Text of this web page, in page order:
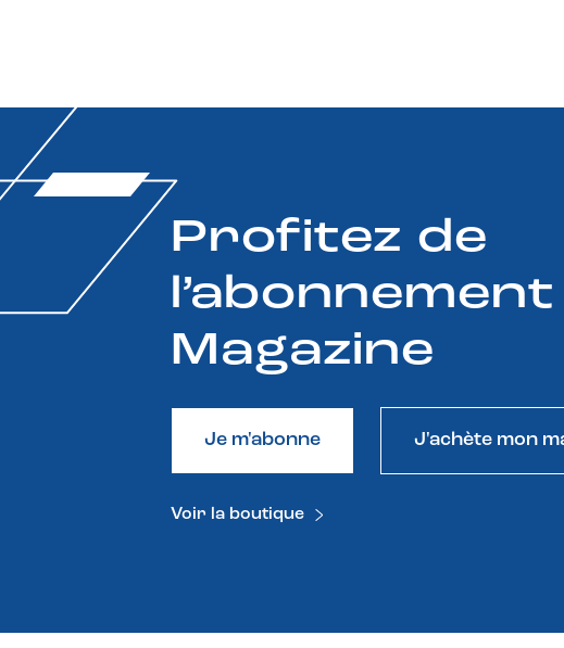
Profitez de
Magazine
Je m'abonne J'achète mon
Voir la boutique